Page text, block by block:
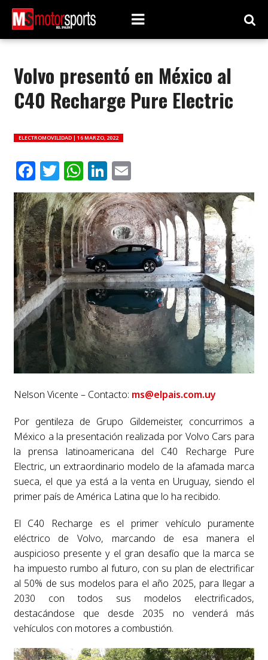
Volvo presentó en México al
C40 Recharge Pure Electric
ELECTROMOVILIDAD | 16 MARZO, 2022
Facebook
Twitter
WhatsApp
LinkedIn
Email
Nelson Vicente – Contacto: ms@elpais.com.uy
Por gentileza de Grupo Gildemeister, concurrimos a
México a la presentación realizada por Volvo Cars para
la prensa latinoamericana del C40 Recharge Pure
Electric, un extraordinario modelo de la afamada marca
sueca, el que ya está a la venta en Uruguay, siendo el
primer país de América Latina que lo ha recibido.
El C40 Recharge es el primer vehículo puramente
eléctrico de Volvo, marcando de esa manera el
auspicioso presente y el gran desafío que la marca se
ha impuesto rumbo al futuro, con su plan de electrificar
al 50% de sus modelos para el año 2025, para llegar a
2030 con todos sus modelos electrificados,
destacándose que desde 2035 no venderá más
vehículos con motores a combustión.